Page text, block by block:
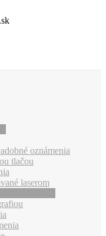
oznámenia
tlačou
laserom